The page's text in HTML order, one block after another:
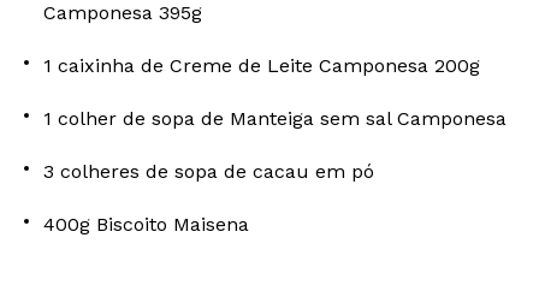
Camponesa 395g
1 caixinha de Creme de Leite Camponesa 200g
1 colher de sopa de Manteiga sem sal Camponesa
3 colheres de sopa de cacau em pó
400g Biscoito Maisena